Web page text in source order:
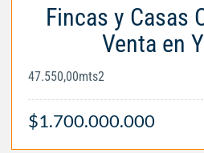
Fincas y Casas
Venta en
47.550,00mts2
$1.700.000.000